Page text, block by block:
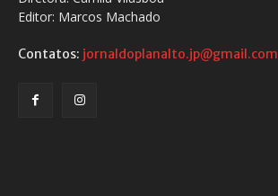
Editor: Marcos Machado
Contatos: jornaldoplanalto.jp@gmail.com